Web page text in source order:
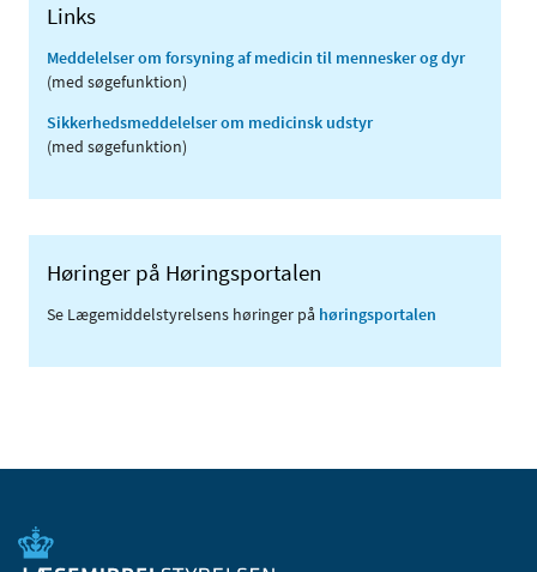
Links
Meddelelser om forsyning af medicin til mennesker og dyr
(med søgefunktion)
Sikkerhedsmeddelelser om medicinsk udstyr
(med søgefunktion)
Høringer på Høringsportalen
Se Lægemiddelstyrelsens høringer på høringsportalen